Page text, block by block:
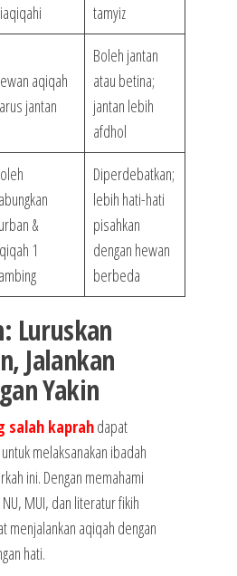
tamyiz
aqiqah
jantan
Boleh jantan
atau betina;
jantan lebih
afdhol
&
1
Diperdebatkan;
lebih hati-hati
pisahkan
dengan hewan
berbeda
Luruskan
Jalankan
Yakin
salah kaprahdapat
melaksanakan ibadah
ini. Dengan memahami
MUI, dan literatur fikih
menjalankan aqiqah dengan
hati.